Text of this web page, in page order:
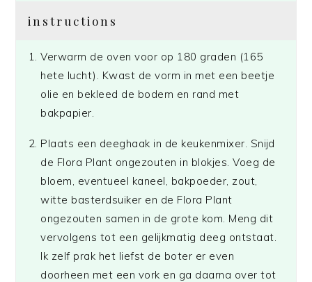
instructions
Verwarm de oven voor op 180 graden (165
hete lucht). Kwast de vorm in met een beetje
olie en bekleed de bodem en rand met
bakpapier.
Plaats een deeghaak in de keukenmixer. Snijd
de Flora Plant ongezouten in blokjes. Voeg de
bloem, eventueel kaneel, bakpoeder, zout,
witte basterdsuiker en de Flora Plant
ongezouten samen in de grote kom. Meng dit
vervolgens tot een gelijkmatig deeg ontstaat.
Ik zelf prak het liefst de boter er even
doorheen met een vork en ga daarna over tot